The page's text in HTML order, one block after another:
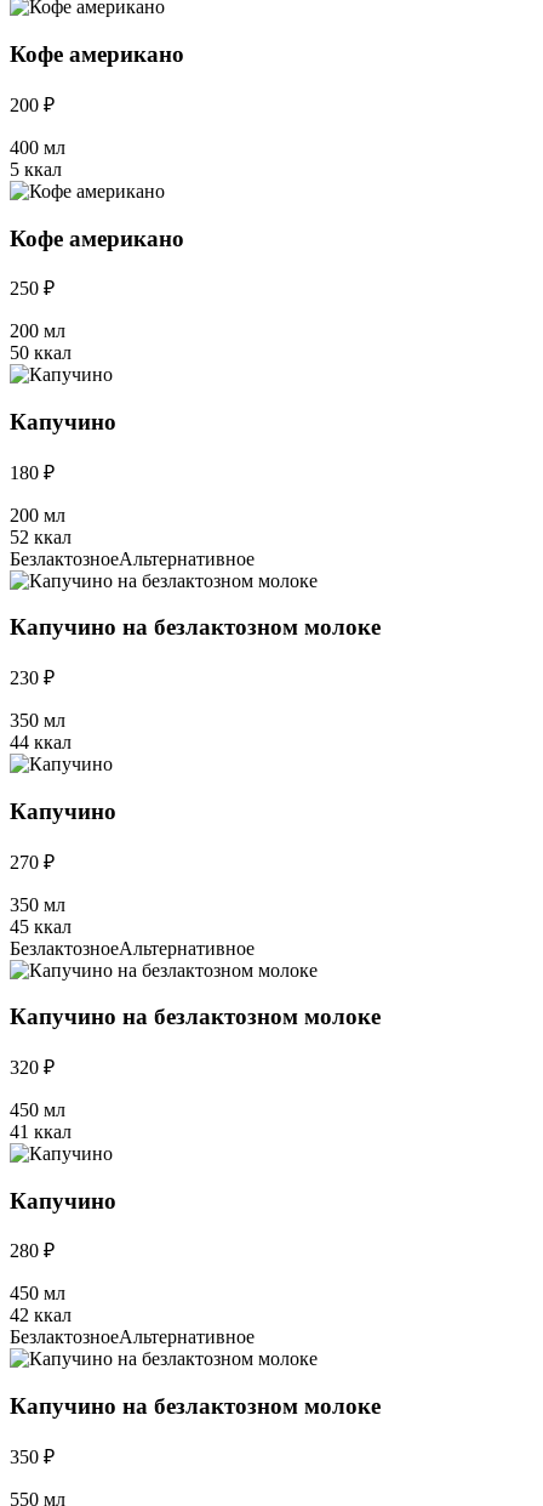
Кофе американо
200 ₽
400 мл
5 ккал
Кофе американо
250 ₽
200 мл
50 ккал
Капучино
180 ₽
200 мл
52 ккал
БезлактозноеАльтернативное
Капучино на безлактозном молоке
230 ₽
350 мл
44 ккал
Капучино
270 ₽
350 мл
45 ккал
БезлактозноеАльтернативное
Капучино на безлактозном молоке
320 ₽
450 мл
41 ккал
Капучино
280 ₽
450 мл
42 ккал
БезлактозноеАльтернативное
Капучино на безлактозном молоке
350 ₽
550 мл